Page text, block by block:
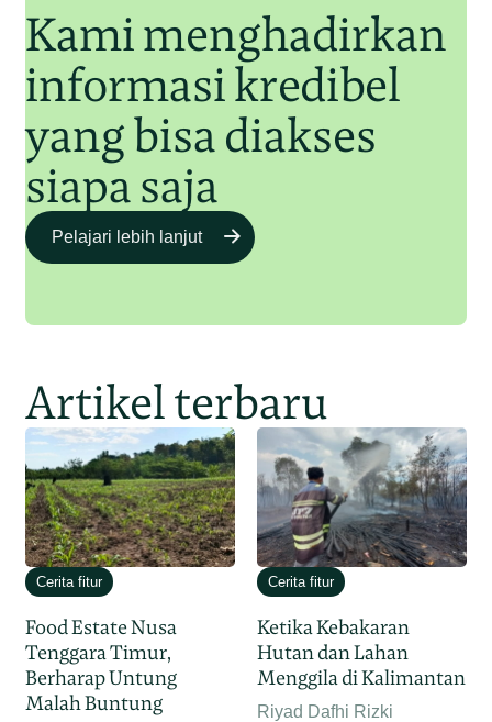
Kami menghadirkan
informasi kredibel
yang bisa diakses
siapa saja
Pelajari lebih lanjut
Artikel terbaru
Cerita fitur
Food Estate Nusa
Tenggara Timur,
Berharap Untung
Malah Buntung
Cerita fitur
Ketika Kebakaran
Hutan dan Lahan
Menggila di Kalimantan
Riyad Dafhi Rizki